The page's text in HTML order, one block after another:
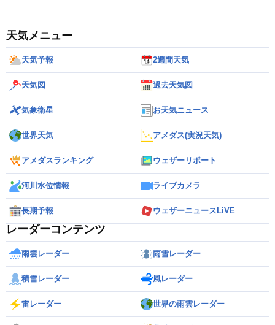
天気メニュー
天気予報 2週間天気
天気図 過去天気図
気象衛星 お天気ニュース
世界天気 アメダス(実況天気)
アメダスランキング ウェザーリポート
河川水位情報 ライブカメラ
長期予報 ウェザーニュースLiVE
レーダーコンテンツ
雨雲レーダー 雨雪レーダー
積雪レーダー 風レーダー
雷レーダー 世界の雨雲レーダー